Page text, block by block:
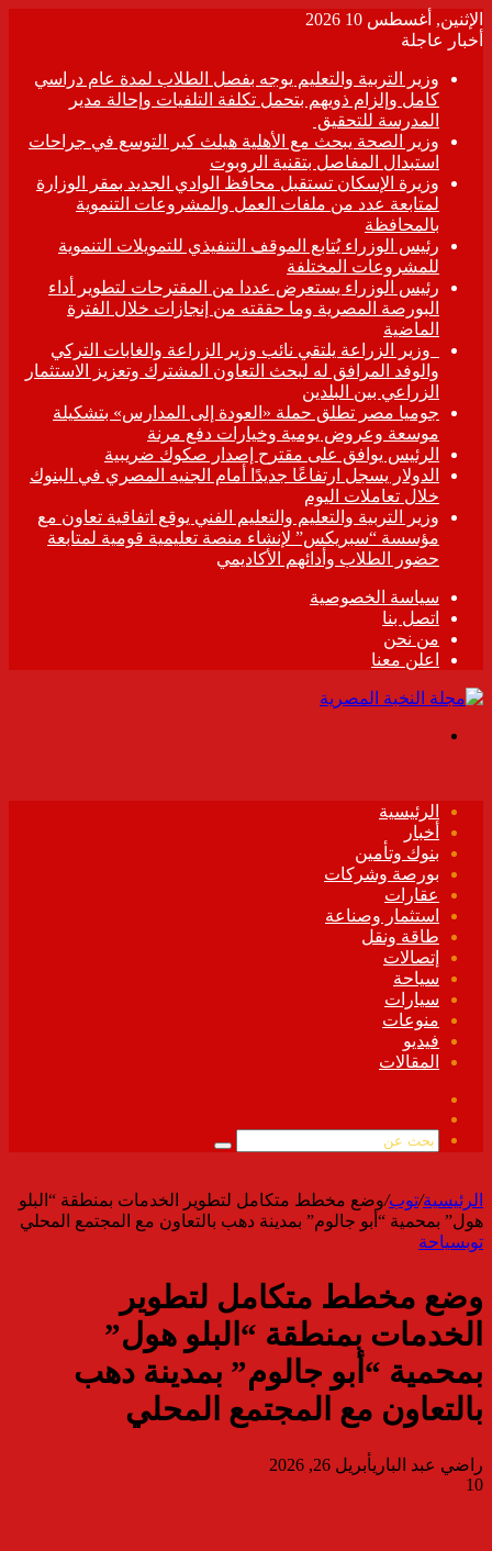
الإثنين, أغسطس 10 2026
أخبار عاجلة
وزير التربية والتعليم يوجه بفصل الطلاب لمدة عام دراسي
كامل وإلزام ذويهم بتحمل تكلفة التلفيات وإحالة مدير
المدرسة للتحقيق
وزير الصحة يبحث مع الأهلية هيلث كير التوسع في جراحات
استبدال المفاصل بتقنية الروبوت
وزيرة الإسكان تستقبل محافظ الوادي الجديد بمقر الوزارة
لمتابعة عدد من ملفات العمل والمشروعات التنموية
بالمحافظة
رئيس الوزراء يُتابع الموقف التنفيذي للتمويلات التنموية
للمشروعات المختلفة
رئيس الوزراء يستعرض عددا من المقترحات لتطوير أداء
البورصة المصرية وما حققته من إنجازات خلال الفترة
الماضية
وزير الزراعة يلتقي نائب وزير الزراعة والغابات التركي
والوفد المرافق له لبحث التعاون المشترك وتعزيز الاستثمار
الزراعي بين البلدين
جوميا مصر تطلق حملة «العودة إلى المدارس» بتشكيلة
موسعة وعروض يومية وخيارات دفع مرنة
الرئيس يوافق على مقترح إصدار صكوك ضريبية
الدولار يسجل ارتفاعًا جديدًا أمام الجنيه المصري في البنوك
خلال تعاملات اليوم
وزير التربية والتعليم والتعليم الفني يوقع اتفاقية تعاون مع
مؤسسة “سبريكس” لإنشاء منصة تعليمية قومية لمتابعة
حضور الطلاب وأدائهم الأكاديمي
سياسة الخصوصية
اتصل بنا
من نحن
اعلن معنا
الرئيسية
أخبار
بنوك وتأمين
بورصة وشركات
عقارات
استثمار وصناعة
طاقة ونقل
إتصالات
سياحة
سيارات
منوعات
فيديو
المقالات
الموقع
بحث
الرئيسية/توب/وضع مخطط متكامل لتطوير الخدمات بمنطقة “البلو
هول” بمحمية “أبو جالوم” بمدينة دهب بالتعاون مع المجتمع المحلي
توبسياحة
وضع مخطط متكامل لتطوير
الخدمات بمنطقة “البلو هول”
بمحمية “أبو جالوم” بمدينة دهب
بالتعاون مع المجتمع المحلي
راضي عبد الباريأبريل 26, 2026
10